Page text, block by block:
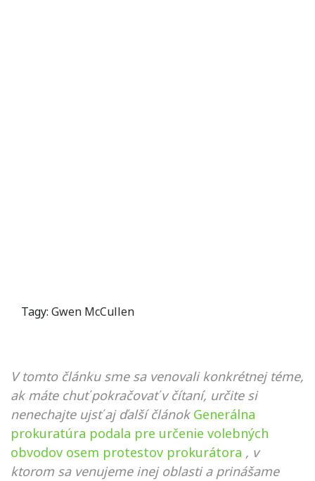
Tagy: Gwen McCullen
V tomto článku sme sa venovali konkrétnej téme,
ak máte chuť pokračovať v čítaní, určite si
nenechajte ujsť aj ďalší článok Generálna
prokuratúra podala pre určenie volebných
obvodov osem protestov prokurátora , v
ktorom sa venujeme inej oblasti a prinášame